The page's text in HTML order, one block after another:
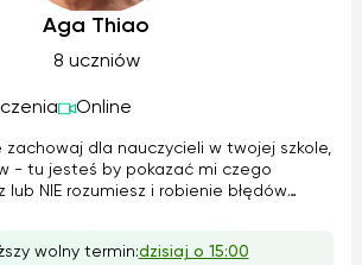
Aga Thiao
8 uczniów
Online
zachowaj dla nauczycieli w twojej szkole,
- tu jesteś by pokazać mi czego
lub NIE rozumiesz i robienie błędów
wytłumaczyć i wyćwiczyć w
czy umiejętności utrwaliły się.
bardzo ...
wolny termin:dzisiaj o 15:00